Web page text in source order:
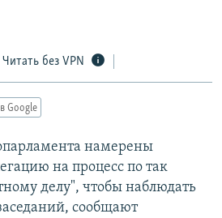
Читать без VPN
Google
намерены
на процесс по так
делу", чтобы наблюдать
сообщают